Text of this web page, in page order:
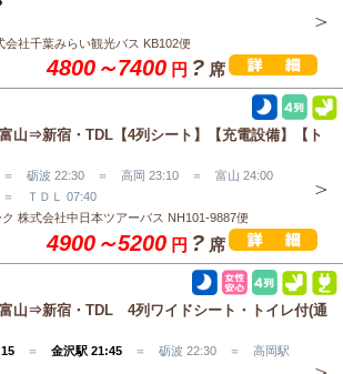
社千葉みらい観光バス KB102便
4800～7400 円 ? 席
山⇒新宿・TDL【4列シート】【充電設備】【ト
砺波 22:30 ＝ 高岡 23:10 ＝ 富山 24:00
ＴＤＬ 07:40
株式会社中日本ツアーバス NH101-9887便
4900～5200 円 ? 席
山⇒新宿・TDL 4列ワイドシート・トイレ付(通
＝ 金沢駅 21:45 ＝ 砺波 22:30 ＝ 高岡駅